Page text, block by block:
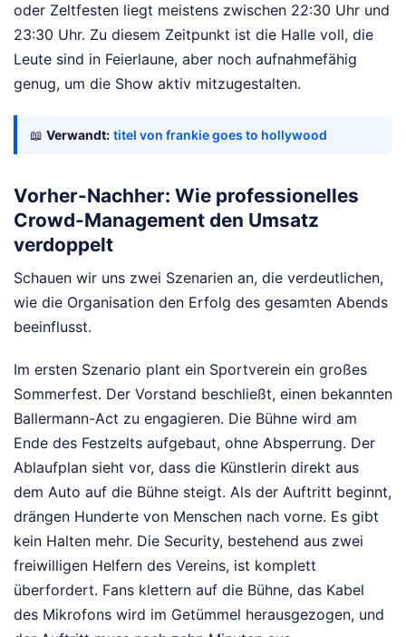
oder Zeltfesten liegt meistens zwischen 22:30 Uhr und
23:30 Uhr. Zu diesem Zeitpunkt ist die Halle voll, die
Leute sind in Feierlaune, aber noch aufnahmefähig
genug, um die Show aktiv mitzugestalten.
📖 Verwandt: titel von frankie goes to hollywood
Vorher-Nachher: Wie professionelles
Crowd-Management den Umsatz
verdoppelt
Schauen wir uns zwei Szenarien an, die verdeutlichen,
wie die Organisation den Erfolg des gesamten Abends
beeinflusst.
Im ersten Szenario plant ein Sportverein ein großes
Sommerfest. Der Vorstand beschließt, einen bekannten
Ballermann-Act zu engagieren. Die Bühne wird am
Ende des Festzelts aufgebaut, ohne Absperrung. Der
Ablaufplan sieht vor, dass die Künstlerin direkt aus
dem Auto auf die Bühne steigt. Als der Auftritt beginnt,
drängen Hunderte von Menschen nach vorne. Es gibt
kein Halten mehr. Die Security, bestehend aus zwei
freiwilligen Helfern des Vereins, ist komplett
überfordert. Fans klettern auf die Bühne, das Kabel
des Mikrofons wird im Getümmel herausgezogen, und